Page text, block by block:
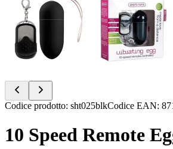
Item
of
Codice prodotto: sht025blkCodice EAN:
10 Speed Remote